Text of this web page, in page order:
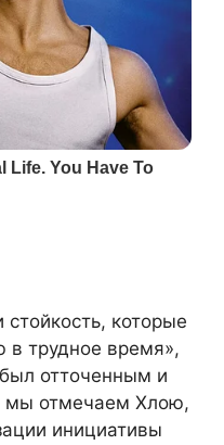
которые
в трудное время»,
отточенным и
мы отмечаем Хлою,
инициативы